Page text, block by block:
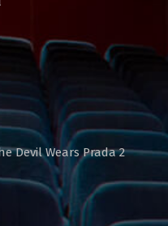
Devil Wears Prada 2